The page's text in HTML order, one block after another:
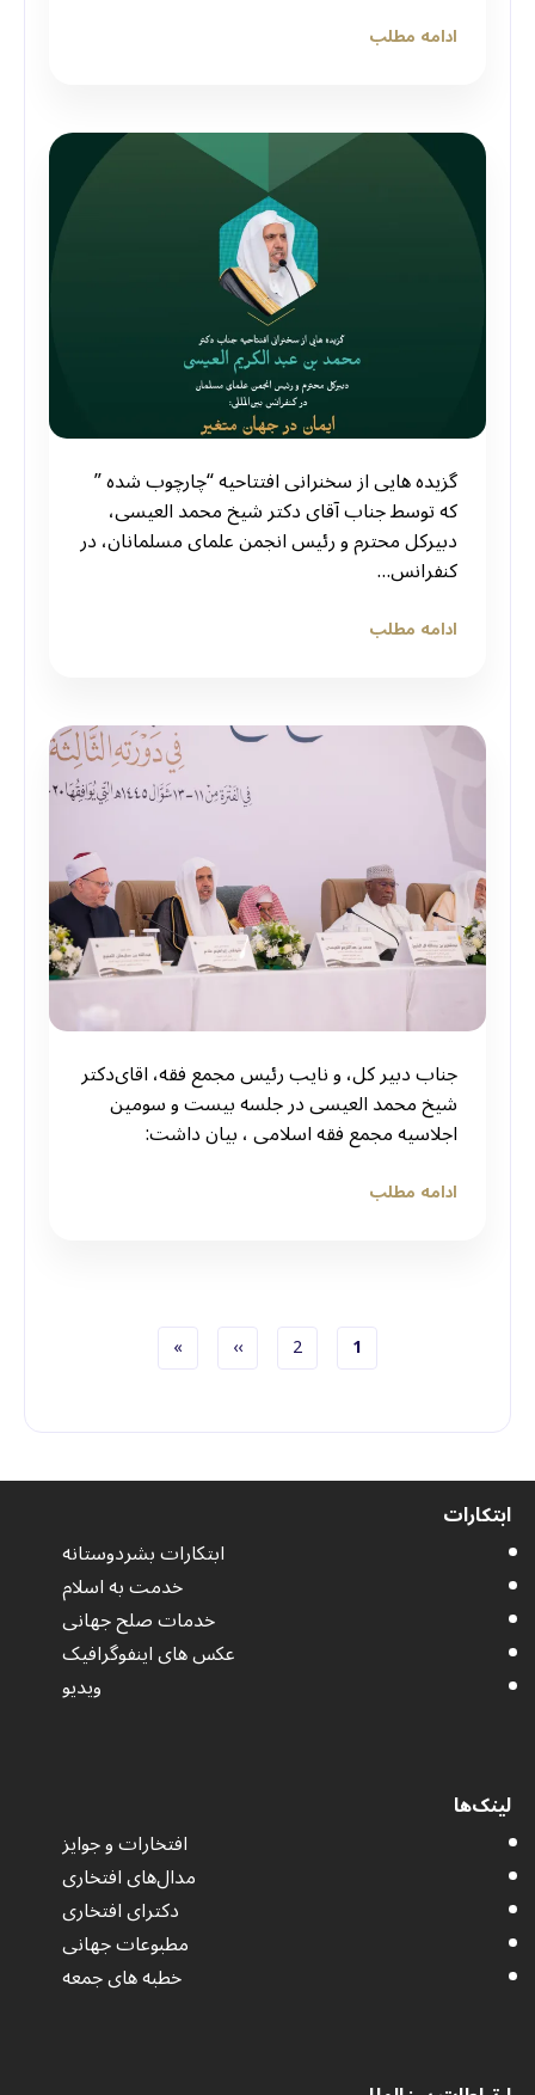
ادامه مطلب
گزیده هایی از سخنرانی افتتاحیه “چارچوب شده ”
که توسط جناب آقای دکتر شیخ محمد العیسی،
دبیرکل محترم و رئیس انجمن علمای مسلمانان، در
کنفرانس…
ادامه مطلب
جناب دبیر کل، و نایب رئیس مجمع فقه، اقای‌دکتر
‌شیخ محمد العیسی در جلسه بیست و سومین
اجلاسیه مجمع فقه اسلامی ، بیان داشت:
ادامه مطلب
Pagination صفحه جاری
1 صفحه
2 صفحه بعد
››
Last page
»
ابتکارات
ابتکارات بشردوستانه
خدمت به اسلام
خدمات صلح جهانی
عکس های اینفوگرافیک
ویدیو
لینک‌ها
افتخارات و جوایز
مدال‌های افتخاری
دکترای افتخاری
مطبوعات جهانی
خطبه های جمعه